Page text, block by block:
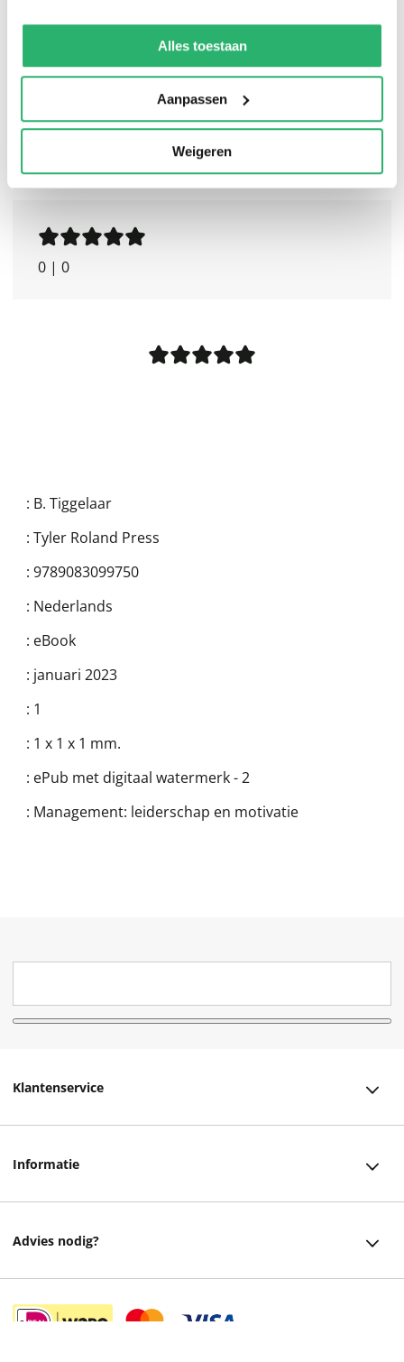
We werken samen met13 derdendie uw gegevens
kunnen ontvangen en verwerken.
Alles toestaan
Aanpassen
Weigeren
zijn column in NRC.
0 | 0
: B. Tiggelaar
: Tyler Roland Press
: 9789083099750
: Nederlands
: eBook
: januari 2023
: 1
: 1 x 1 x 1 mm.
: ePub met digitaal watermerk - 2
: Management: leiderschap en motivatie
Klantenservice
Retourneren
Informatie
Advies nodig?